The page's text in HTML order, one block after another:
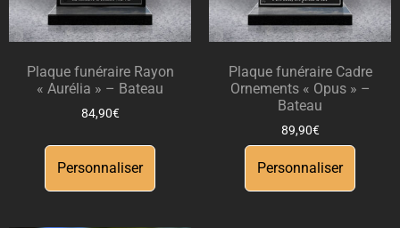
Plaque funéraire Rayon
« Aurélia » – Bateau
84,90€
Personnaliser
Plaque funéraire Cadre
Ornements « Opus » –
Bateau
89,90€
Personnaliser